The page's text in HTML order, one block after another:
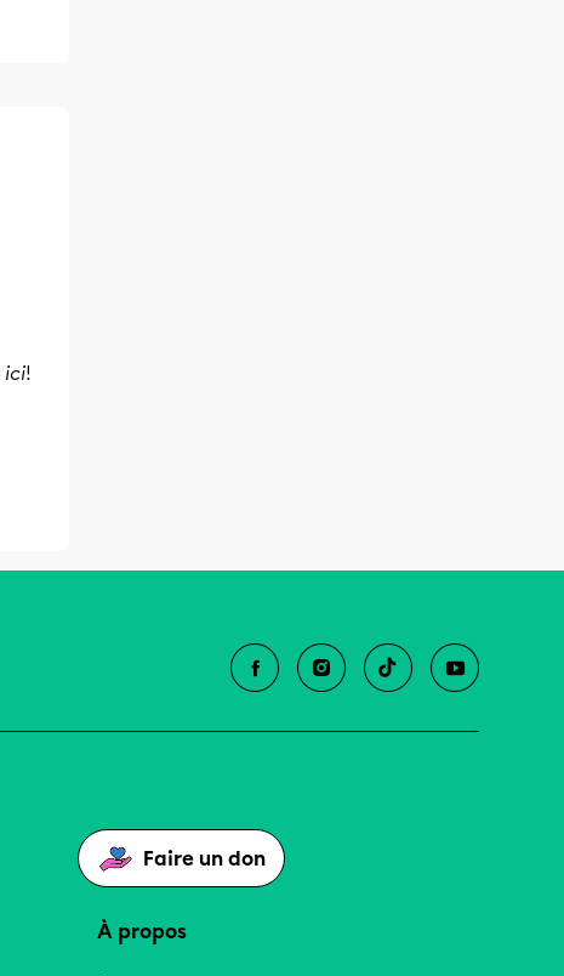
ici!
Faire un don
À propos